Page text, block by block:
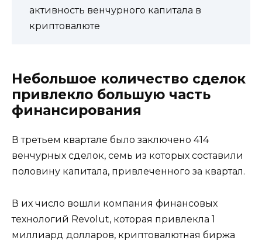
активность венчурного капитала в
криптовалюте
Небольшое количество сделок
привлекло большую часть
финансирования
В третьем квартале было заключено 414
венчурных сделок, семь из которых составили
половину капитала, привлеченного за квартал.
В их число вошли компания финансовых
технологий Revolut, которая привлекла 1
миллиард долларов, криптовалютная биржа